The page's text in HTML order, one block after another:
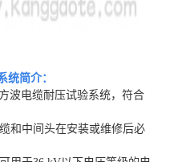
统简介：
波电缆耐压试验系统，符合
和中间头在安装或维修后必